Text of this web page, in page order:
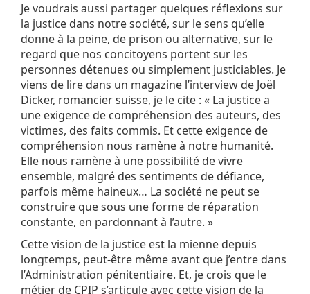
Je voudrais aussi partager quelques réflexions sur
la justice dans notre société, sur le sens qu’elle
donne à la peine, de prison ou alternative, sur le
regard que nos concitoyens portent sur les
personnes détenues ou simplement justiciables. Je
viens de lire dans un magazine l’interview de Joël
Dicker, romancier suisse, je le cite : « La justice a
une exigence de compréhension des auteurs, des
victimes, des faits commis. Et cette exigence de
compréhension nous ramène à notre humanité.
Elle nous ramène à une possibilité de vivre
ensemble, malgré des sentiments de défiance,
parfois même haineux… La société ne peut se
construire que sous une forme de réparation
constante, en pardonnant à l’autre. »
Cette vision de la justice est la mienne depuis
longtemps, peut-être même avant que j’entre dans
l’Administration pénitentiaire. Et, je crois que le
métier de CPIP s’articule avec cette vision de la